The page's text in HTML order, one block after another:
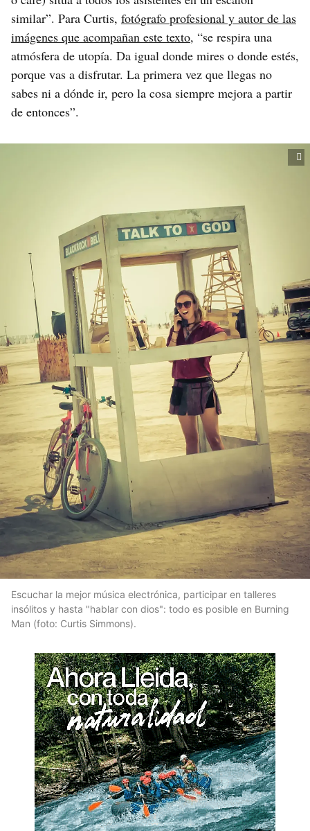
similar”. Para Curtis, fotógrafo profesional y autor de las
imágenes que acompañan este texto, “se respira una
atmósfera de utopía. Da igual donde mires o donde estés,
porque vas a disfrutar. La primera vez que llegas no
sabes ni a dónde ir, pero la cosa siempre mejora a partir
de entonces”.
Escuchar la mejor música electrónica, participar en talleres
insólitos y hasta "hablar con dios": todo es posible en Burning
Man (foto: Curtis Simmons).